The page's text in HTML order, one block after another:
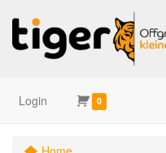
Login 0